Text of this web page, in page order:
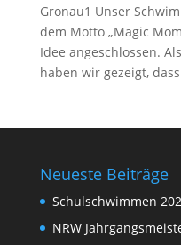
Gronau1 Unser
dem Motto „Magic
Idee angeschlossen.
haben wir gezeigt,
Neueste Beiträge
Schulschwimmen
NRW